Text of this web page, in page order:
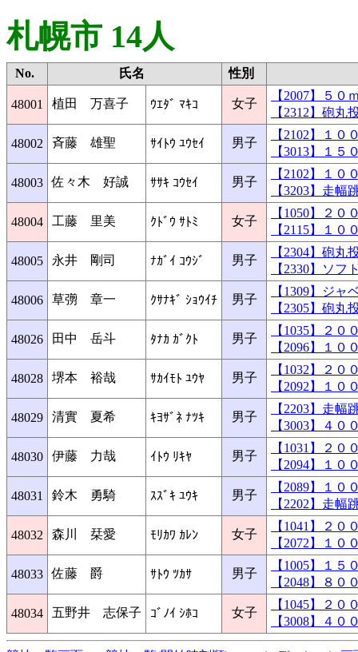
札幌市 14人
No. 氏名 性別
48001 植田 万喜子 ｳｴﾀﾞ ﾏｷｺ 女子
【2007】５
【2312】砲
48002 斉藤 雄聖 ｻｲﾄｳ ﾕｳｾｲ 男子
【2102】１
【3013】１
48003 佐々木 好誠 ｻｻｷ ｺｳｾｲ 男子
【2102】１
【3203】走
48004 工藤 里美 ｸﾄﾞｳ ｻﾄﾐ 女子
【1050】２
【2115】１
48005 永井 剛司 ﾅｶﾞｲ ｺｳｼﾞ 男子
【2304】砲
【2330】ソ
48006 草彅 章一 ｸｻﾅｷﾞ ｼｮｳｲﾁ 男子
【1309】ジ
【2305】砲
48026 田中 岳斗 ﾀﾅｶ ｶﾞｸﾄ 男子
【1035】２
【2096】１
48028 堺本 裕哉 ｻｶｲﾓﾄ ﾕｳﾔ 男子
【1032】２
【2092】１
48029 清實 夏希 ｷﾖｻﾞﾈ ﾅﾂｷ 男子
【2203】走
【3003】４
48030 伊藤 力哉 ｲﾄｳ ﾘｷﾔ 男子
【1031】２
【2094】１
48031 鈴木 勇騎 ｽｽﾞｷ ﾕｳｷ 男子
【2089】１
【2202】走
48032 森川 栞愛 ﾓﾘｶﾜ ｶﾚﾝ 女子
【1041】２
【2072】１
48033 佐藤 爵 ｻﾄｳ ﾂｶｻ 男子
【1005】１
【2048】８
48034 五野井 志保子 ｺﾞﾉｲ ｼﾎｺ 女子
【1045】２
【3008】４